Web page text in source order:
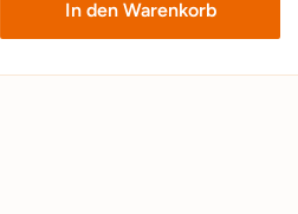
In den Warenkorb